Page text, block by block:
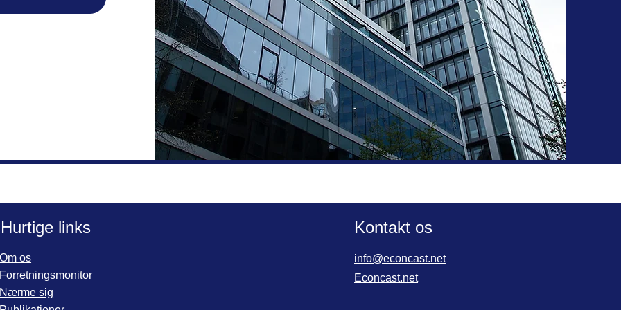
Hurtige links
Om os
Forretningsmonitor
Nærme sig
Kontakt os
info@econcast.net
Econcast.net